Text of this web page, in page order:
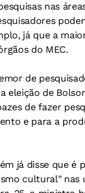
nas
já que a
do MEC.
de
eleição de
de fazer
e para a
já disse que é
cultural" nas